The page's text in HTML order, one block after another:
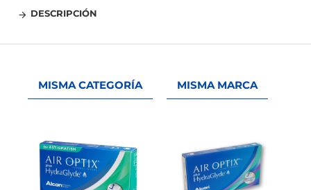
DESCRIPCIÓN
MISMA CATEGORÍA MISMA MARCA